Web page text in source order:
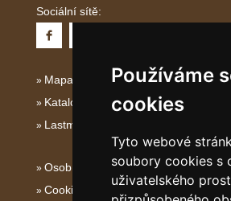
Používáme
cookies
Tyto webové
soubory cookies s
uživatelského
Sociální sítě:
Mapa serveru Kvarner
Katalog ubytování Kvarner
Lastminute Kvarner
Osobní údaje
Cookies